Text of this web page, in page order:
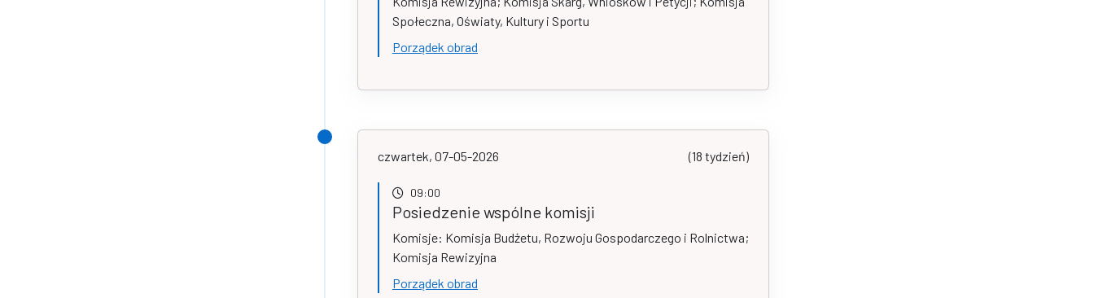
Społeczna, Oświaty, Kultury i Sportu
Porządek obrad
czwartek, 07-05-2026 (18 tydzień)
09:00
Posiedzenie wspólne komisji
Komisje: Komisja Budżetu, Rozwoju Gospodarczego i Rolnictwa;
Komisja Rewizyjna
Porządek obrad